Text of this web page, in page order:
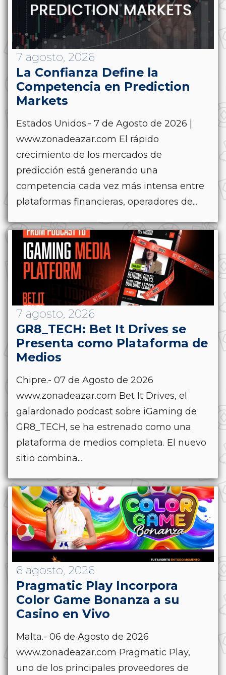
7 agosto, 2026
La Confianza Define la
Competencia en Prediction
Markets
Estados Unidos.- 7 de Agosto de 2026 |
www.zonadeazar.com El rápido
crecimiento de los mercados de
predicción está generando una
competencia cada vez más intensa entre
plataformas financieras, operadores de...
7 agosto, 2026
GR8_TECH: Bet It Drives se
Presenta como Plataforma de
Medios
Chipre.- 07 de Agosto de 2026
www.zonadeazar.com Bet It Drives, el
galardonado podcast sobre iGaming de
GR8_TECH, se ha estrenado como una
plataforma de medios completa. El nuevo
sitio combina...
6 agosto, 2026
Pragmatic Play Incorpora
Color Game Bonanza a su
Casino en Vivo
Malta.- 06 de Agosto de 2026
www.zonadeazar.com Pragmatic Play,
uno de los principales proveedores de